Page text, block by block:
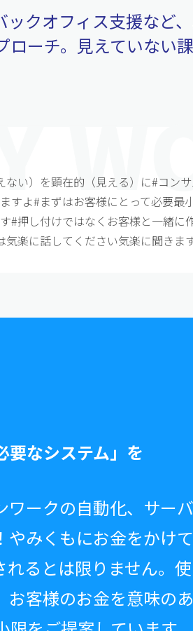
クオフィス支援など
ローチ。見えていない
ない）を顕在的（見える）に#コン
すよ#まずはお客様にとって必要最
#押し付けではなくお客様と一緒に
気楽に話してください気楽に聞きま
要なシステム」を
ークの自動化、サー
みくもにお金をかけ
るとは限りません。
客様のお金を意味の